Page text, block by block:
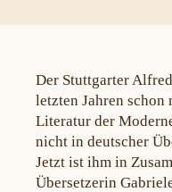
Der Stuttgarter
letzten Jahren schon
Literatur der
nicht in deutscher
Jetzt ist ihm in
Übersetzerin